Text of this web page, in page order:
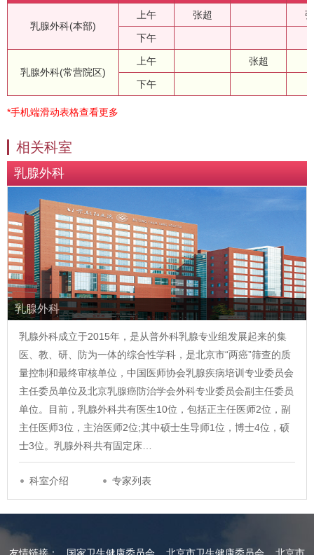
乳腺外科(本部)
上午 张超
下午
乳腺外科(常营院区)
上午 张超
下午
*手机端滑动表格查看更多
相关科室
乳腺外科
乳腺外科
乳腺外科成立于2015年，是从普外科乳腺专业组发展起来的集
医、教、研、防为一体的综合性学科，是北京市“两癌”筛查的质
量控制和最终审核单位，中国医师协会乳腺疾病培训专业委员会
主任委员单位及北京乳腺癌防治学会外科专业委员会副主任委员
单位。目前，乳腺外科共有医生10位，包括正主任医师2位，副
主任医师3位，主治医师2位;其中硕士生导师1位，博士4位，硕
士3位。乳腺外科共有固定床…
科室介绍 专家列表